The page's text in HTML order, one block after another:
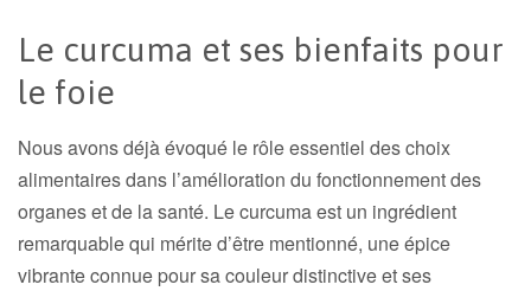
Le curcuma et ses bienfaits pour
le foie
Nous avons déjà évoqué le rôle essentiel des choix
alimentaires dans l’amélioration du fonctionnement des
organes et de la santé. Le curcuma est un ingrédient
remarquable qui mérite d’être mentionné, une épice
vibrante connue pour sa couleur distinctive et ses